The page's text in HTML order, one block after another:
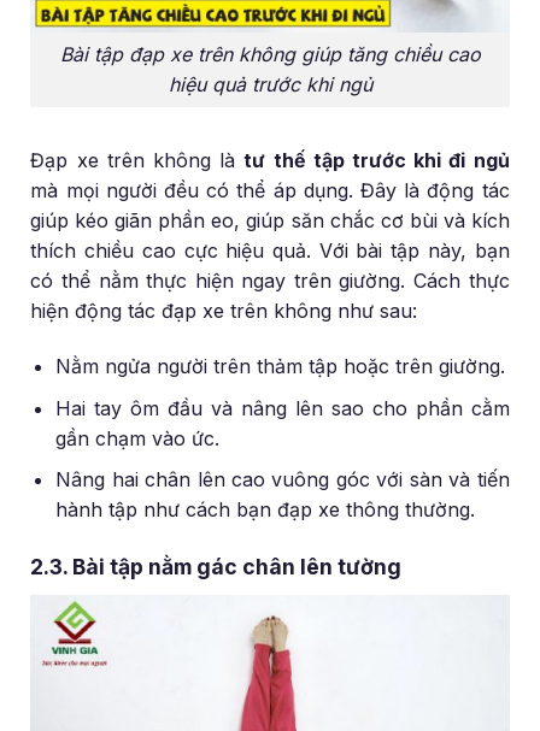
Bài tập đạp xe trên không giúp tăng chiều cao
hiệu quả trước khi ngủ
Đạp xe trên không làtư thế tập trước khi đi ngủ
mà mọi người đều có thể áp dụng. Đây là động tác
giúp kéo giãn phần eo, giúp săn chắc cơ bùi và kích
thích chiều cao cực hiệu quả. Với bài tập này, bạn
có thể nằm thực hiện ngay trên giường. Cách thực
hiện động tác đạp xe trên không như sau:
Nằm ngửa người trên thảm tập hoặc trên giường.
Hai tay ôm đầu và nâng lên sao cho phần cằm
gần chạm vào ức.
Nâng hai chân lên cao vuông góc với sàn và tiến
hành tập như cách bạn đạp xe thông thường.
2.3. Bài tập nằm gác chân lên tường